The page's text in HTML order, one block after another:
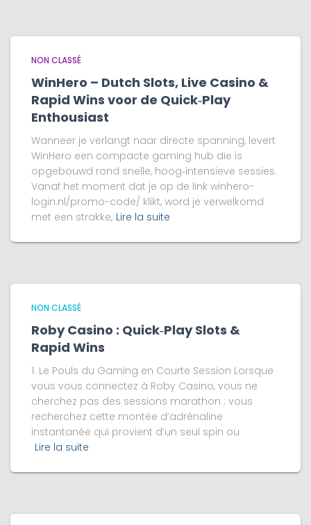
NON CLASSÉ
WinHero – Dutch Slots, Live Casino &
Rapid Wins voor de Quick‑Play
Enthousiast
Wanneer je verlangt naar directe spanning, levert
WinHero een compacte gaming hub die is
opgebouwd rond snelle, hoog‑intensieve sessies.
Vanaf het moment dat je op de link winhero-
login.nl/promo-code/ klikt, word je verwelkomd
met een strakke, Lire la suite
NON CLASSÉ
Roby Casino : Quick‑Play Slots &
Rapid Wins
1. Le Pouls du Gaming en Courte Session Lorsque
vous vous connectez à Roby Casino, vous ne
cherchez pas des sessions marathon ; vous
recherchez cette montée d’adrénaline
instantanée qui provient d’un seul spin ou
Lire la suite